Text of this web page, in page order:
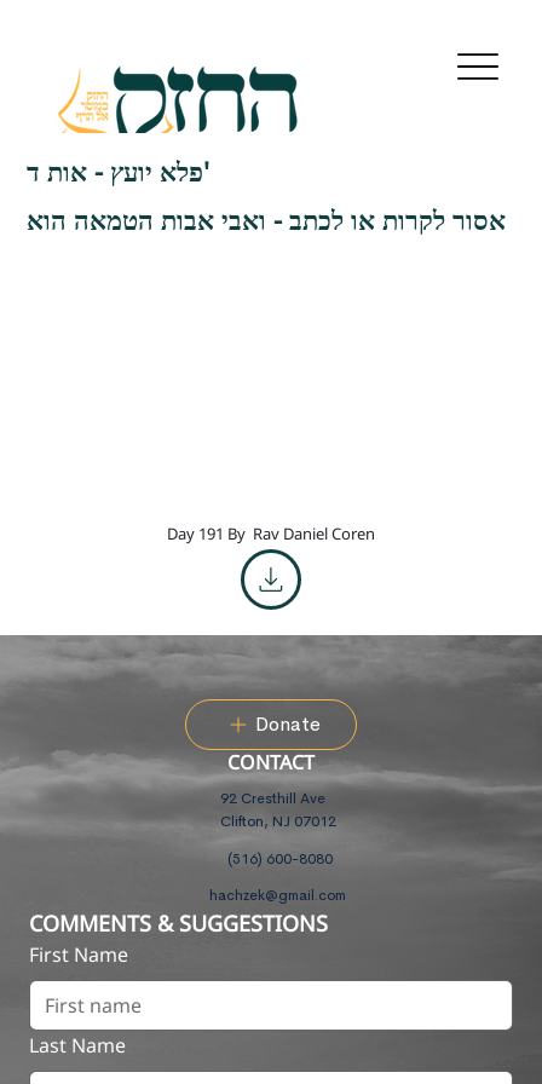
פלא יועץ - אות ד'
אסור לקרות או לכתב - ואבי אבות הטמאה הוא
Day 191 By Rav Daniel Coren
Donate
CONTACT
92 Cresthill Ave
Clifton, NJ 07012
(516) 600-8080
hachzek@gmail.com
COMMENTS & SUGGESTIONS
First Name
Last Name